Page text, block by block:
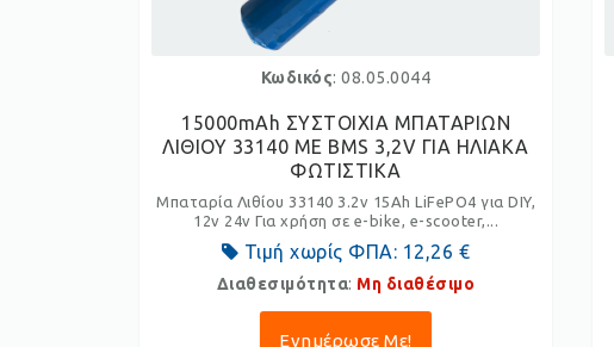
Κωδικός: 08.05.0044
15000mAh ΣΥΣΤΟΙΧΙΑ ΜΠΑΤΑΡΙΩΝ
ΛΙΘΙΟΥ 33140 ΜΕ BMS 3,2V ΓΙΑ ΗΛΙΑΚΑ
ΦΩΤΙΣΤΙΚΑ
Μπαταρία Λιθίου 33140 3.2v 15Ah LiFePO4 για DIY,
12v 24v Για χρήση σε e-bike, e-scooter,...
Τιμή χωρίς ΦΠΑ: 12,26 €
Διαθεσιμότητα: Μη διαθέσιμο
Ενημέρωσε Με!